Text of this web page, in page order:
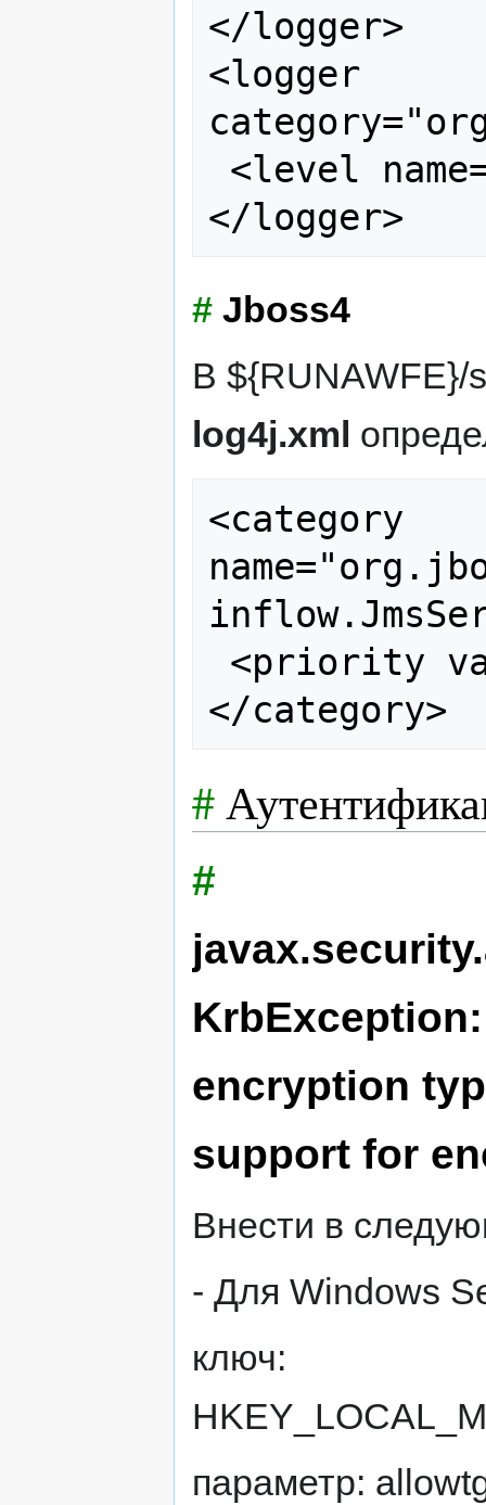
</logger>
<logger
# Jboss4
В ${RUNAWFE}/
log4j.xml
<category
#
#
encryption
support for
Внести в
- Для Windows
ключ:
параметр: